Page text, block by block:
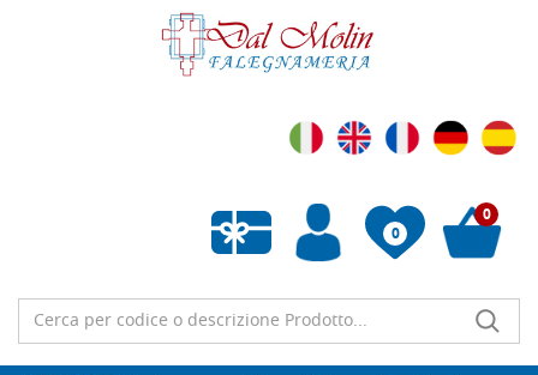
0
Wunschliste leeren
0